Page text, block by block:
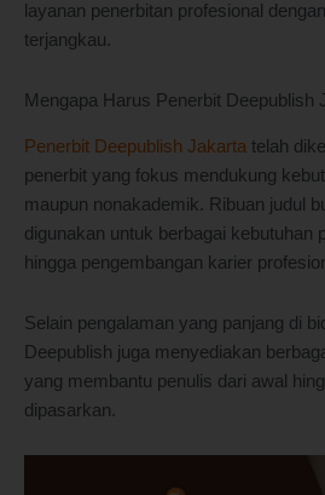
layanan penerbitan profesional
terjangkau.
Mengapa Harus Penerbit Deepublish
Penerbit Deepublish Jakarta telah
penerbit yang fokus mendukung
maupun nonakademik. Ribuan judul
digunakan untuk berbagai kebutuhan
hingga pengembangan karier
Selain pengalaman yang panjang di
Deepublish juga menyediakan
yang membantu penulis dari awal
dipasarkan.